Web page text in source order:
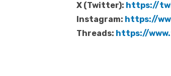
X (Twitter): https://
Instagram: https://
Threads: https://